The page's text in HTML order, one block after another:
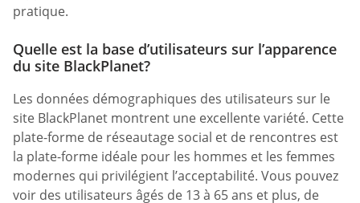
pratique.
Quelle est la base d’utilisateurs sur l’apparence
du site BlackPlanet?
Les données démographiques des utilisateurs sur le
site BlackPlanet montrent une excellente variété. Cette
plate-forme de réseautage social et de rencontres est
la plate-forme idéale pour les hommes et les femmes
modernes qui privilégient l’acceptabilité. Vous pouvez
voir des utilisateurs âgés de 13 à 65 ans et plus, de